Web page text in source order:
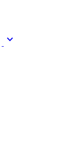
expand_more